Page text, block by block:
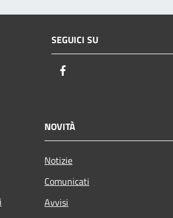
SEGUICI SU
NOVITÀ
Notizie
Comunicati
Avvisi